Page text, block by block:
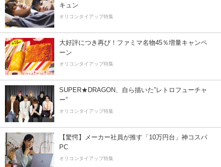
キュン
オリコンタイアップ特集
大好評につき再び！ファミマ名物45％増量キャンペ
ーン
オリコンタイアップ特集
SUPER★DRAGON、自ら描いた”レトロフューチャ
ー”
オリコンタイアップ特集
【驚愕】メーカー社員が推す「10万円台」神コスパ
PC
オリコンタイアップ特集